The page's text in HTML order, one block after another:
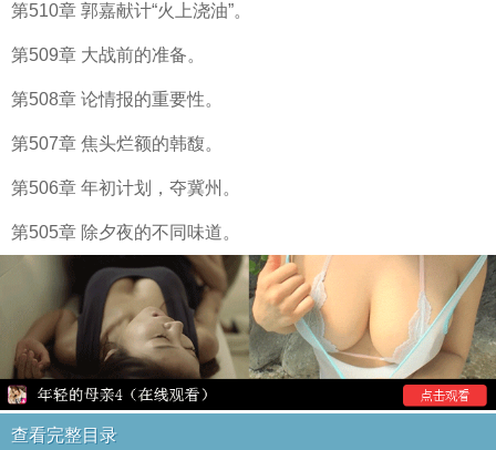
第510章 郭嘉献计“火上浇油”。
第509章 大战前的准备。
第508章 论情报的重要性。
第507章 焦头烂额的韩馥。
第506章 年初计划，夺冀州。
第505章 除夕夜的不同味道。
查看完整目录